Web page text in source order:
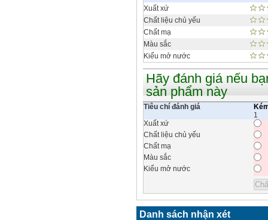
Xuất xứ
Chất liệu chủ yếu
Chất mạ
Màu sắc
Kiểu mở nước
Hãy đánh giá nếu
sản phẩm này
Tiêu chí đánh giá
1
Xuất xứ
Chất liệu chủ yếu
Chất mạ
Màu sắc
Kiểu mở nước
Danh sách nhận xét